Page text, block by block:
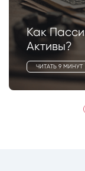
Как
Активы?
ЧИТАТЬ 9 МИНУТ